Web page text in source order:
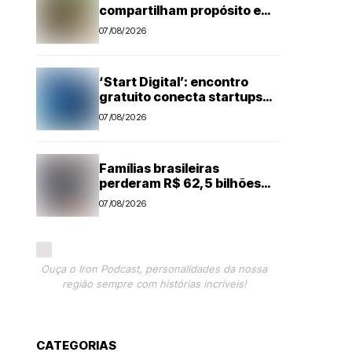
compartilham propósito e
constroem histórias na
07/08/2026
‘Start Digital’: encontro
gratuito conecta startups
ao ecossistema de inovação
07/08/2026
Famílias brasileiras
perderam R$ 62,5 bilhões
para bets em 2025
07/08/2026
Ouça o Iron Podcast, personalidades da nossa
região sempre com histórias incríveis!
CATEGORIAS